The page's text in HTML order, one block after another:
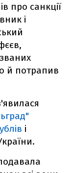
про санкції
і
й потрапив
і